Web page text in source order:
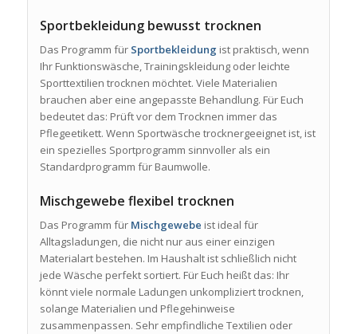
Sportbekleidung bewusst trocknen
Das Programm für Sportbekleidung ist praktisch, wenn
Ihr Funktionswäsche, Trainingskleidung oder leichte
Sporttextilien trocknen möchtet. Viele Materialien
brauchen aber eine angepasste Behandlung. Für Euch
bedeutet das: Prüft vor dem Trocknen immer das
Pflegeetikett. Wenn Sportwäsche trocknergeeignet ist, ist
ein spezielles Sportprogramm sinnvoller als ein
Standardprogramm für Baumwolle.
Mischgewebe flexibel trocknen
Das Programm für Mischgewebe ist ideal für
Alltagsladungen, die nicht nur aus einer einzigen
Materialart bestehen. Im Haushalt ist schließlich nicht
jede Wäsche perfekt sortiert. Für Euch heißt das: Ihr
könnt viele normale Ladungen unkompliziert trocknen,
solange Materialien und Pflegehinweise
zusammenpassen. Sehr empfindliche Textilien oder